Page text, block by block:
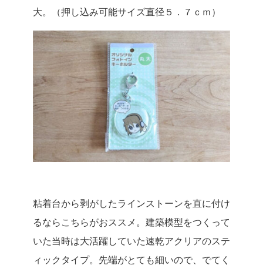
大。（押し込み可能サイズ直径５．７ｃｍ）
粘着台から剥がしたラインストーンを直に付け
るならこちらがおススメ。建築模型をつくって
いた当時は大活躍していた速乾アクリアのステ
ィックタイプ。先端がとても細いので、でてく